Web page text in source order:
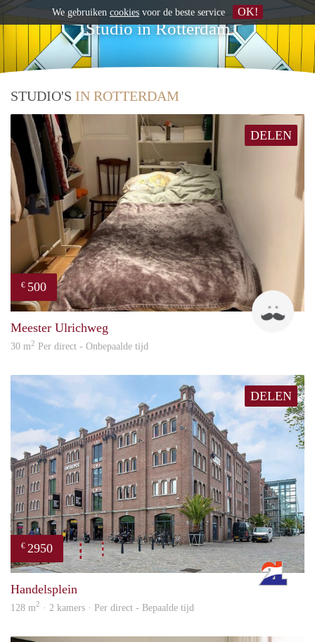
Studio in Rotterdam
STUDIO'S IN ROTTERDAM
DELEN
€ 500
Meester Ulrichweg
30 m2 Per direct - Onbepaalde tijd
DELEN
€ 2950
Handelsplein
128 m2 · 2 kamers · Per direct - Bepaalde tijd
We gebruiken cookies voor de beste service OK!